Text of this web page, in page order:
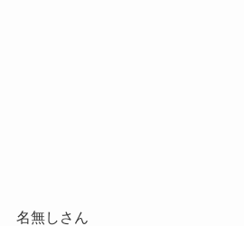
名無しさん